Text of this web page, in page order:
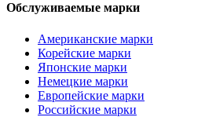
Обслуживаемые марки
Американские марки
Корейские марки
Японские марки
Немецкие марки
Европейские марки
Российские марки